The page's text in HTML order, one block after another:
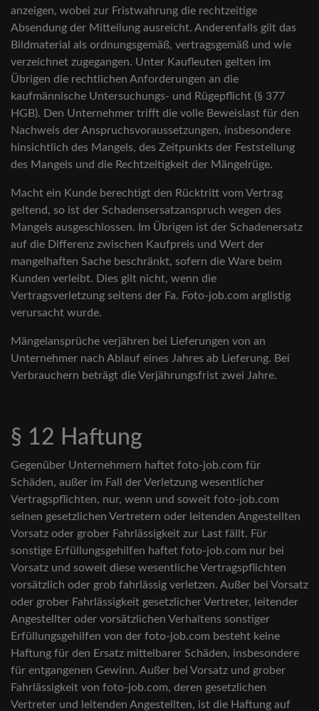
anzeigen, wobei zur Fristwahrung die rechtzeitige
Absendung der Mitteilung ausreicht. Anderenfalls gilt das
Bildmaterial als ordnungsgemäß, vertragsgemäß und wie
verzeichnet zugegangen. Unter Kaufleuten gelten im
Übrigen die rechtlichen Anforderungen an die
kaufmännische Untersuchungs- und Rügepflicht (§ 377
HGB). Den Unternehmer trifft die volle Beweislast für den
Nachweis der Anspruchsvoraussetzungen, insbesondere
hinsichtlich des Mangels, des Zeitpunkts der Feststellung
des Mangels und die Rechtzeitigkeit der Mängelrüge.
Macht ein Kunde berechtigt den Rücktritt vom Vertrag
geltend, so ist der Schadensersatzanspruch wegen des
Mangels ausgeschlossen. Im Übrigen ist der Schadenersatz
auf die Differenz zwischen Kaufpreis und Wert der
mangelhaften Sache beschränkt, sofern die Ware beim
Kunden verleibt. Dies gilt nicht, wenn die
Vertragsverletzung seitens der Fa. Foto-job.com arglistig
verursacht wurde.
Mängelansprüche verjähren bei Lieferungen von an
Unternehmer nach Ablauf eines Jahres ab Lieferung. Bei
Verbrauchern beträgt die Verjährungsfrist zwei Jahre.
§ 12 Haftung
Gegenüber Unternehmern haftet foto-job.com für
Schäden, außer im Fall der Verletzung wesentlicher
Vertragspflichten, nur, wenn und soweit foto-job.com
seinen gesetzlichen Vertretern oder leitenden Angestellten
Vorsatz oder grober Fahrlässigkeit zur Last fällt. Für
sonstige Erfüllungsgehilfen haftet foto-job.com nur bei
Vorsatz und soweit diese wesentliche Vertragspflichten
vorsätzlich oder grob fahrlässig verletzen. Außer bei Vorsatz
oder grober Fahrlässigkeit gesetzlicher Vertreter, leitender
Angestellter oder vorsätzlichen Verhaltens sonstiger
Erfüllungsgehilfen von der foto-job.com besteht keine
Haftung für den Ersatz mittelbarer Schäden, insbesondere
für entgangenen Gewinn. Außer bei Vorsatz und grober
Fahrlässigkeit von foto-job.com, deren gesetzlichen
Vertreter und leitenden Angestellten, ist die Haftung auf